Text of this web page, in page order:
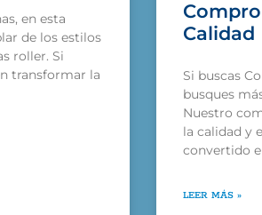
en esta
de los estilos
roller. Si
transformar la
Calidad
Si buscas
busques
Nuestro
la calidad y
convertido
LEER MÁS »